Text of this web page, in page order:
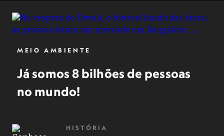
MEIO AMBIENTE
Já somos 8 bilhões de pessoas
no mundo!
HISTÓRIA